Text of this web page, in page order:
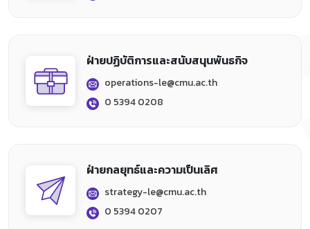
ฝ่ายปฏิบัติการและสนับสนุนพันธกิจ
operations-le@cmu.ac.th
0 5394 0208
ฝ่ายกลยุทธ์และความเป็นเลิศ
strategy-le@cmu.ac.th
0 5394 0207